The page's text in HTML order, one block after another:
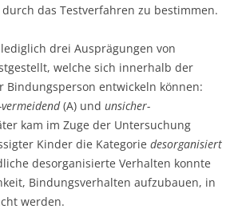
das Testverfahren zu bestimmen.
drei Ausprägungen von
welche sich innerhalb der
Bindungsperson entwickeln können:
(A) und unsicher-
kam im Zuge der Untersuchung
Kinder die Kategorie desorganisiert
desorganisierte Verhalten konnte
Bindungsverhalten aufzubauen, in
werden.